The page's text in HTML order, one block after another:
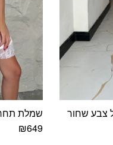
צבע שחור
שמלת
₪649